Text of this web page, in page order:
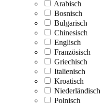
Arabisch
Bosnisch
Bulgarisch
Chinesisch
Englisch
Französisch
Griechisch
Italienisch
Kroatisch
Niederländisch
Polnisch